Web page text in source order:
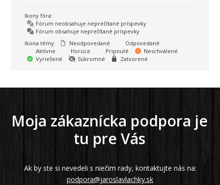
Ikony fóra:
Fórum neobsahuje neprečítané príspevky
Fórum obsahuje neprečítané príspevky
Ikona témy:
Neodpovedané
Odpovedané
Aktívne
Horúce Pripnuté
Neschválené
Vyriešené
Súkromné Zatvorené
Moja zákaznícka podpora je
tu pre Vás
Ak by ste si nevedeli s niečim rady, kontaktujte nás na:
podpora@jaroslavlachky.sk